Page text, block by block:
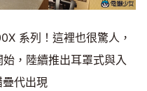
系列！這裡也很驚人，
，陸續推出耳罩式與入
代出現